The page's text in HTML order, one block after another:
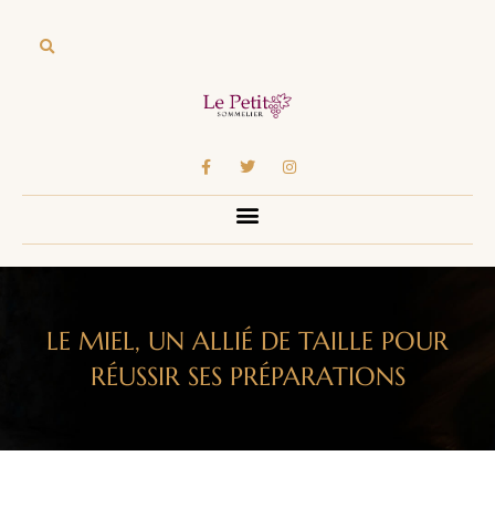
LE MIEL, UN ALLIÉ DE TAILLE POUR
RÉUSSIR SES PRÉPARATIONS